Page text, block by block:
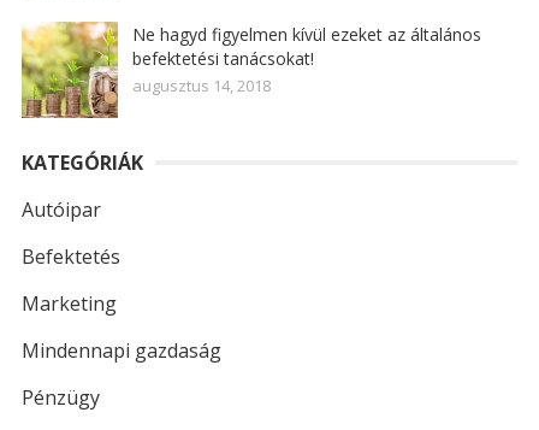
Ne hagyd figyelmen kívül ezeket az általános
befektetési tanácsokat!
augusztus 14, 2018
KATEGÓRIÁK
Autóipar
Befektetés
Marketing
Mindennapi gazdaság
Pénzügy